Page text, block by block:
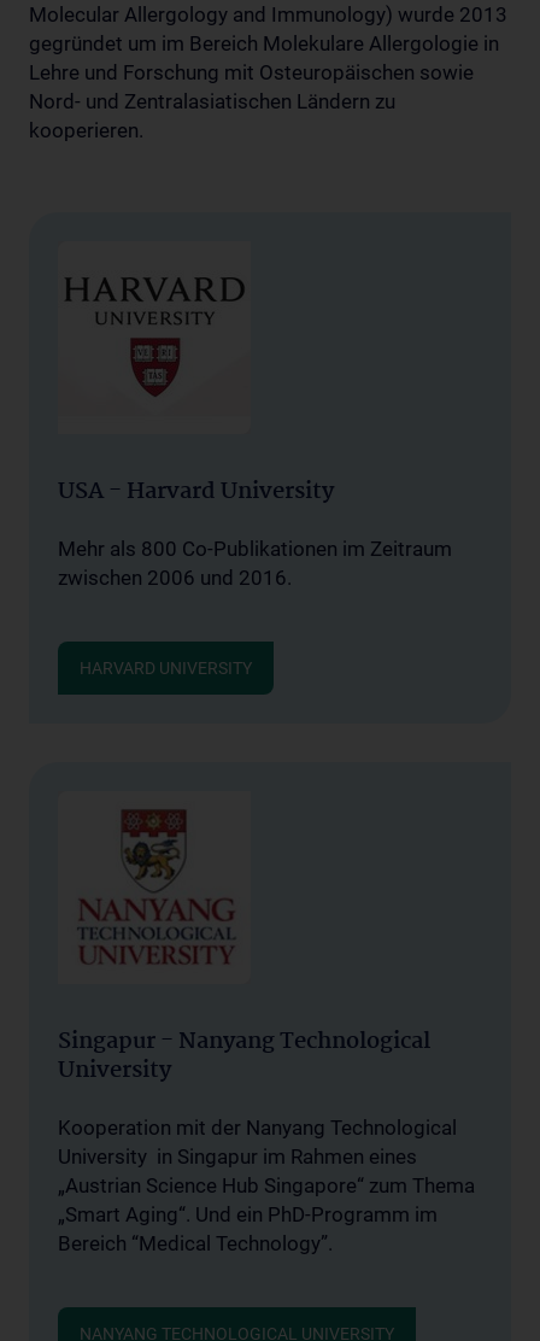
Molecular Allergology and Immunology) wurde 2013
gegründet um im Bereich Molekulare Allergologie in
Lehre und Forschung mit Osteuropäischen sowie
Nord- und Zentralasiatischen Ländern zu
kooperieren.
USA - Harvard University
Mehr als 800 Co-Publikationen im Zeitraum
zwischen 2006 und 2016.
HARVARD UNIVERSITY
Singapur - Nanyang Technological
University
Kooperation mit der Nanyang Technological
University in Singapur im Rahmen eines
„Austrian Science Hub Singapore“ zum Thema
„Smart Aging“. Und ein PhD-Programm im
Bereich “Medical Technology”.
NANYANG TECHNOLOGICAL UNIVERSITY